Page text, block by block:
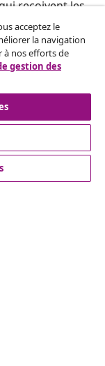
reçoivent les
saisonnières et
acceptez le
la navigation
à nos efforts de
gestion des